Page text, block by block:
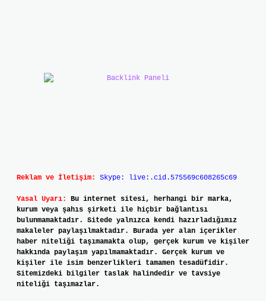
Reklam ve İletişim: Skype: live:.cid.575569c608265c69
Yasal Uyarı:
Bu internet sitesi, herhangi bir marka,
kurum veya şahıs şirketi ile hiçbir bağlantısı
bulunmamaktadır. Sitede yalnızca kendi hazırladığımız
makaleler paylaşılmaktadır. Burada yer alan içerikler
haber niteliği taşımamakta olup, gerçek kurum ve kişiler
hakkında paylaşım yapılmamaktadır. Gerçek kurum ve
kişiler ile isim benzerlikleri tamamen tesadüfidir.
Sitemizdeki bilgiler taslak halindedir ve tavsiye
niteliği taşımazlar.